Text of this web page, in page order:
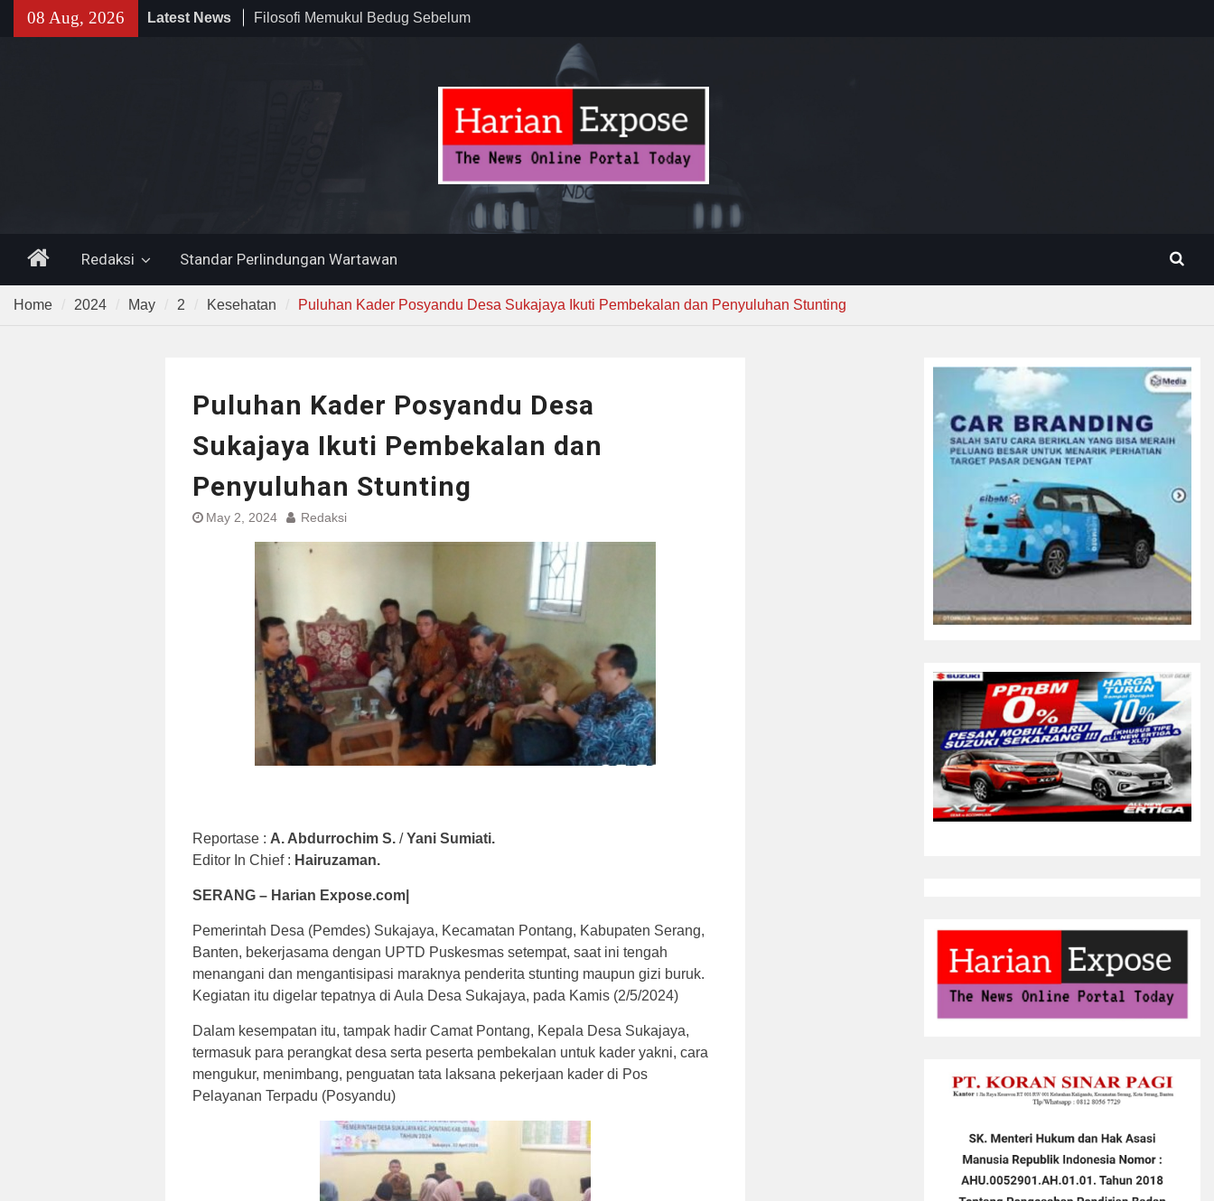
08 Aug, 2026 Latest News
Filosofi Memukul Bedug Sebelum
Narkoba di Sekolah Kebayoran
Lama, DPR Minta Diusut Tuntas
HomeRedaksi Standar Perlindungan Wartawan
Home 2024 May 2 Kesehatan Puluhan Kader Posyandu Desa Sukajaya Ikuti Pembekalan dan Penyuluhan Stunting
Puluhan Kader Posyandu Desa
Sukajaya Ikuti Pembekalan dan
Penyuluhan Stunting
May 2, 2024 Redaksi
Reportase : A. Abdurrochim S. /Yani Sumiati.
Editor In Chief : Hairuzaman.
SERANG – Harian Expose.com|
Pemerintah Desa (Pemdes) Sukajaya, Kecamatan Pontang, Kabupaten Serang,
Banten, bekerjasama dengan UPTD Puskesmas setempat, saat ini tengah
menangani dan mengantisipasi maraknya penderita stunting maupun gizi buruk.
Kegiatan itu digelar tepatnya di Aula Desa Sukajaya, pada Kamis (2/5/2024)
Dalam kesempatan itu, tampak hadir Camat Pontang, Kepala Desa Sukajaya,
termasuk para perangkat desa serta peserta pembekalan untuk kader yakni, cara
mengukur, menimbang, penguatan tata laksana pekerjaan kader di Pos
Pelayanan Terpadu (Posyandu)